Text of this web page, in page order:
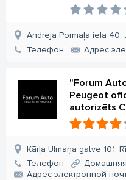
Andreja Pormaļa iela 40,
Телефон
Aдрес
"Forum
Peugeot
autorizēts
Kārļa Ulmaņa gatve 101,
Телефон
Домашняя
Aдрес электронной